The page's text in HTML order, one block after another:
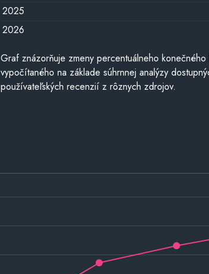
2025
2026
Graf znázorňuje zmeny percentuálneho
vypočítaného na základe súhrnnej analýzy
používateľských recenzií z rôznych zdrojov.